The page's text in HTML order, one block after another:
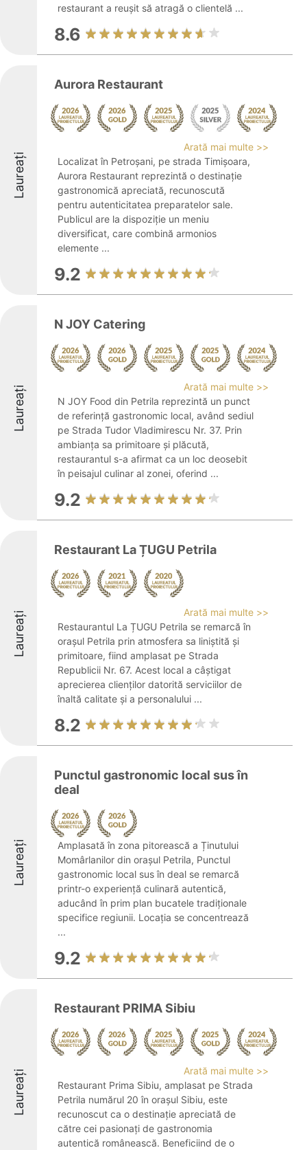
restaurant a reușit să atragă o clientelă ...
8.6
Laureați
Aurora Restaurant
Arată mai multe >>
Localizat în Petroșani, pe strada Timișoara,
Aurora Restaurant reprezintă o destinație
gastronomică apreciată, recunoscută
pentru autenticitatea preparatelor sale.
Publicul are la dispoziție un meniu
diversificat, care combină armonios
elemente ...
9.2
Laureați
N JOY Catering
Arată mai multe >>
N JOY Food din Petrila reprezintă un punct
de referință gastronomic local, având sediul
pe Strada Tudor Vladimirescu Nr. 37. Prin
ambianța sa primitoare și plăcută,
restaurantul s-a afirmat ca un loc deosebit
în peisajul culinar al zonei, oferind ...
9.2
Laureați
Restaurant La ȚUGU Petrila
Arată mai multe >>
Restaurantul La ȚUGU Petrila se remarcă în
orașul Petrila prin atmosfera sa liniștită și
primitoare, fiind amplasat pe Strada
Republicii Nr. 67. Acest local a câștigat
aprecierea clienților datorită serviciilor de
înaltă calitate și a personalului ...
8.2
Laureați
Punctul gastronomic local sus în
deal
Amplasată în zona pitorească a Ținutului
Momârlanilor din orașul Petrila, Punctul
gastronomic local sus în deal se remarcă
printr-o experiență culinară autentică,
aducând în prim plan bucatele tradiționale
specifice regiunii. Locația se concentrează
...
9.2
Laureați
Restaurant PRIMA Sibiu
Arată mai multe >>
Restaurant Prima Sibiu, amplasat pe Strada
Petrila numărul 20 în orașul Sibiu, este
recunoscut ca o destinație apreciată de
către cei pasionați de gastronomia
autentică românească. Beneficiind de o